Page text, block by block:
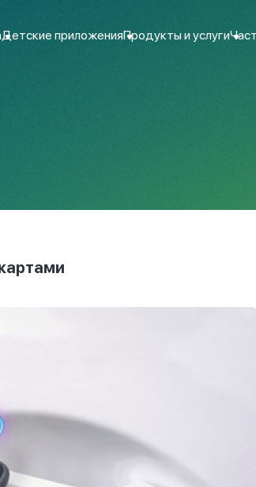
Детские приложенияПродукты и услуги